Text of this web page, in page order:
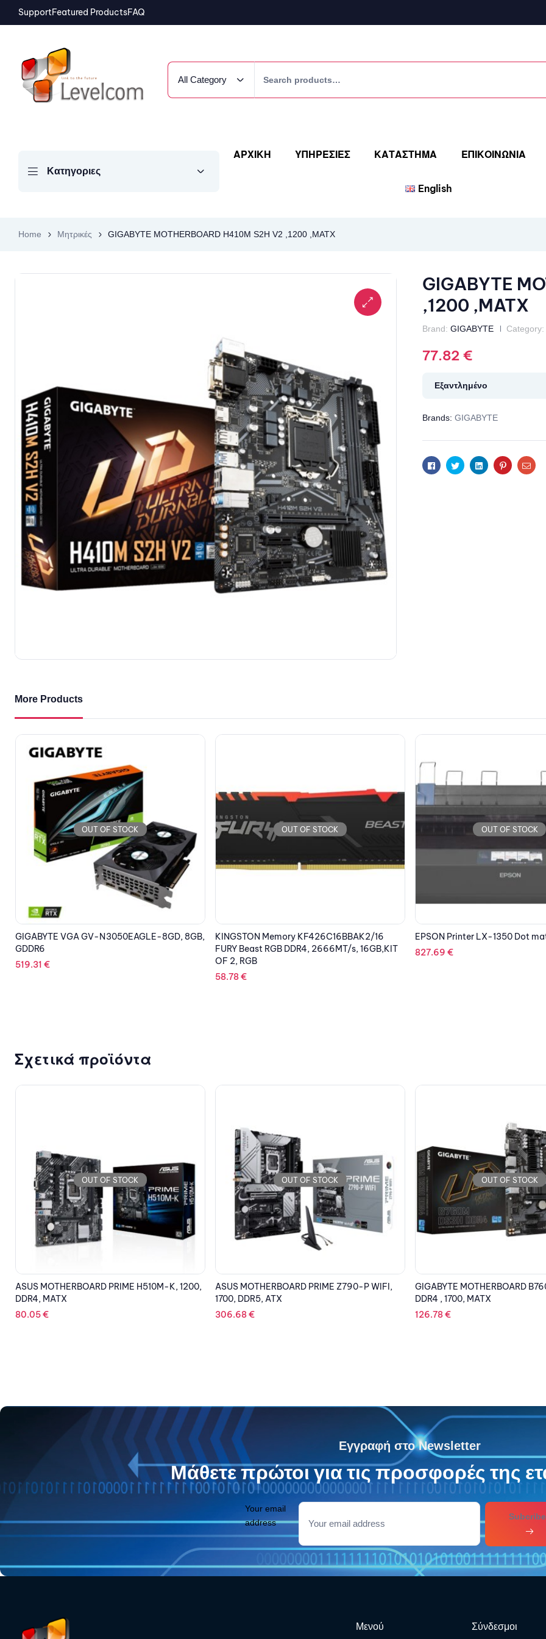
SupportFeatured ProductsFAQ
All Category
Κατηγοριες
ΑΡΧΙΚΗ ΥΠΗΡΕΣΙΕΣ ΚΑΤΑΣΤΗΜΑ ΕΠΙΚΟΙΝΩΝΙΑ
English
Home Μητρικές GIGABYTE MOTHERBOARD H410M S2H V2 ,1200 ,MATX
GIGABYTE
,1200 ,MATX
Brand: GIGABYTE Category:
77.82 €
Εξαντλημένο
Brands: GIGABYTE
FacebookTwitterLinkedinPinterestEmail
More Products
OUT OF STOCK
KINGSTON Memory KF426C16BBAK2/16
FURY Beast RGB DDR4, 2666MT/s, 16GB,KIT
OF 2, RGB
OUT OF STOCK
EPSON Printer LX-1350 Dot matrix A3
827.69€
OUT OF STOCK
EPSON Cartridge Light Light
C13T603900
Σχετικά προϊόντα
OUT OF STOCK
ASUS MOTHERBOARD PRIME Z790-P WIFI,
1700, DDR5, ATX
306.68
OUT OF STOCK
GIGABYTE MOTHERBOARD B760M DS3H
DDR4 , 1700, MATX
126.78€
OUT OF STOCK
ASUS MOTHERBOARD TUF
PLUS WIFI, AM5, MATX
255.19€
Εγγραφή στο Newsletter
Μάθετε πρώτοι για τις προσφορές της
Your email
address
Μενού Σύνδεσμοι